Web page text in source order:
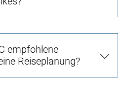
empfohlene
Reiseplanung?